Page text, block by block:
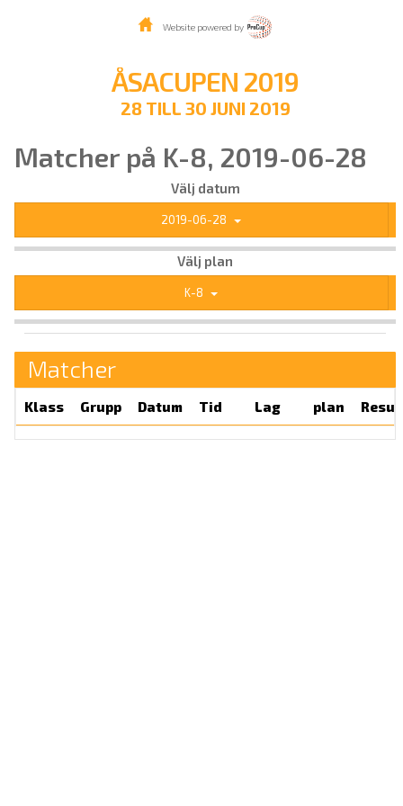
Website powered by
ÅSACUPEN 2019
28 TILL 30 JUNI 2019
Matcher på K-8, 2019-06-28
Välj datum
2019-06-28
Välj plan
K-8
Matcher
Klass Grupp Datum Tid Lag plan